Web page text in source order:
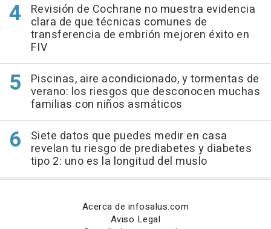
Revisión de Cochrane no muestra evidencia
clara de que técnicas comunes de
transferencia de embrión mejoren éxito en
FIV
Piscinas, aire acondicionado, y tormentas de
verano: los riesgos que desconocen muchas
familias con niños asmáticos
Siete datos que puedes medir en casa
revelan tu riesgo de prediabetes y diabetes
tipo 2: uno es la longitud del muslo
Acerca de infosalus.com
Aviso Legal